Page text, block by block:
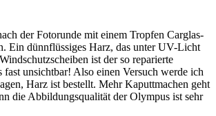
der Fotorunde mit einem Tropfen Carglas-
Ein dünnflüssiges Harz, das unter UV-Licht
ist der so reparierte
fast unsichtbar! Also einen Versuch werde ich
Harz ist bestellt. Mehr Kaputtmachen geht
die Abbildungsqualität der Olympus ist sehr